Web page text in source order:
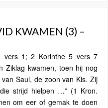
KWAMEN (3) –
vers 1; 2 Korinthe 5 vers 7
Ziklag kwamen, toen hij nog
Saul, de zoon van Kis. Zij
strijd hielpen …” (1 Kron.
om eer of gemak te doen